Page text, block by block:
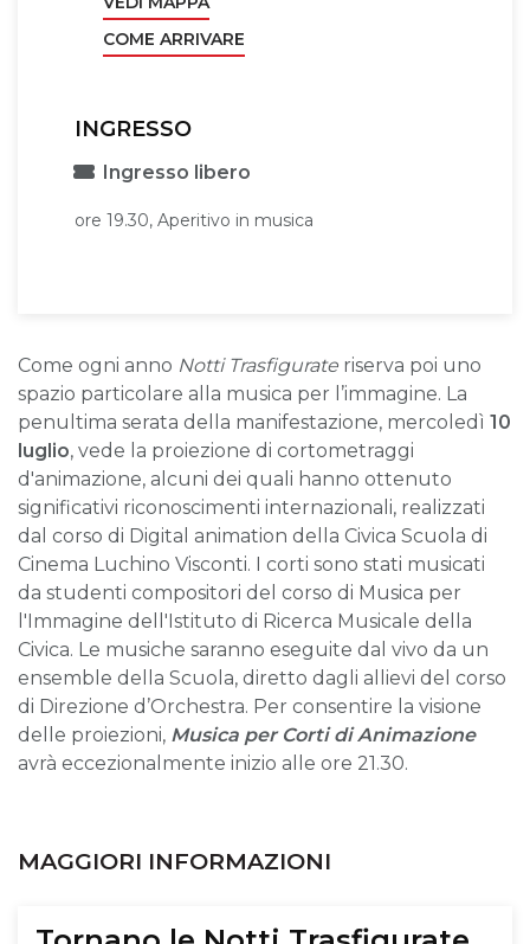
COME ARRIVARE
INGRESSO
Ingresso libero
ore 19.30, Aperitivo in musica
Come ogni anno Notti Trasfigurate riserva poi uno
spazio particolare alla musica per l’immagine. La
penultima serata della manifestazione, mercoledì 10
luglio, vede la proiezione di cortometraggi
d'animazione, alcuni dei quali hanno ottenuto
significativi riconoscimenti internazionali, realizzati
dal corso di Digital animation della Civica Scuola di
Cinema Luchino Visconti. I corti sono stati musicati
da studenti compositori del corso di Musica per
l'Immagine dell'Istituto di Ricerca Musicale della
Civica. Le musiche saranno eseguite dal vivo da un
ensemble della Scuola, diretto dagli allievi del corso
di Direzione d’Orchestra. Per consentire la visione
delle proiezioni, Musica per Corti di Animazione
avrà eccezionalmente inizio alle ore 21.30.
MAGGIORI INFORMAZIONI